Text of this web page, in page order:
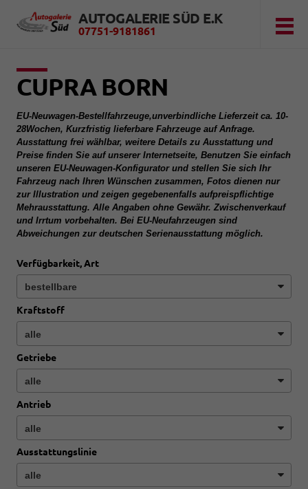
AUTOGALERIE SÜD E.K
07751-9181861
CUPRA BORN
EU-Neuwagen-Bestellfahrzeuge,unverbindliche Lieferzeit ca. 10-
28Wochen, Kurzfristig lieferbare Fahrzeuge auf Anfrage.
Ausstattung frei wählbar, weitere Details zu Ausstattung und
Preise finden Sie auf unserer Internetseite, Benutzen Sie einfach
unseren EU-Neuwagen-Konfigurator und stellen Sie sich Ihr
Fahrzeug nach Ihren Wünschen zusammen, Fotos dienen nur
zur Illustration und zeigen gegebenenfalls aufpreispflichtige
Mehrausstattung. Alle Angaben ohne Gewähr. Zwischenverkauf
und Irrtum vorbehalten. Bei EU-Neufahrzeugen sind
Abweichungen zur deutschen Serienausstattung möglich.
Verfügbarkeit, Art
Kraftstoff
Getriebe
Antrieb
Ausstattungslinie